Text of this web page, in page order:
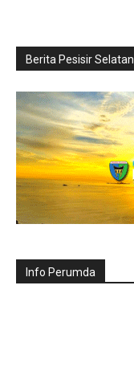
Berita Pesisir Selatan
Info Perumda